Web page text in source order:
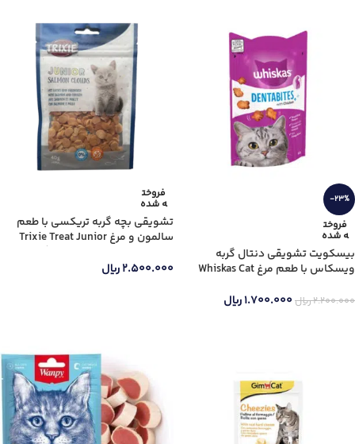
-23%
فروخت
ه شده
بیسکویت تشویقی دنتال گربه
ویسکاس با طعم مرغ Whiskas Cat
وزن 50 گرم
۲.۲۰۰.۰۰۰ریال۱.۷۰۰.۰۰۰ریال
فروخت
ه شده
تشویقی بچه گربه تریکسی با طعم
سالمون و مرغ Trixie Treat Junior
۲.۵۰۰.۰۰۰ریال